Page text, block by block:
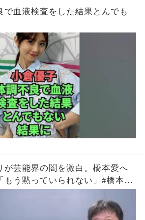
で血液検査をした結果とんでも
が芸能界の闇を激白。橋本愛へ
もう黙っていられない」#橋本愛